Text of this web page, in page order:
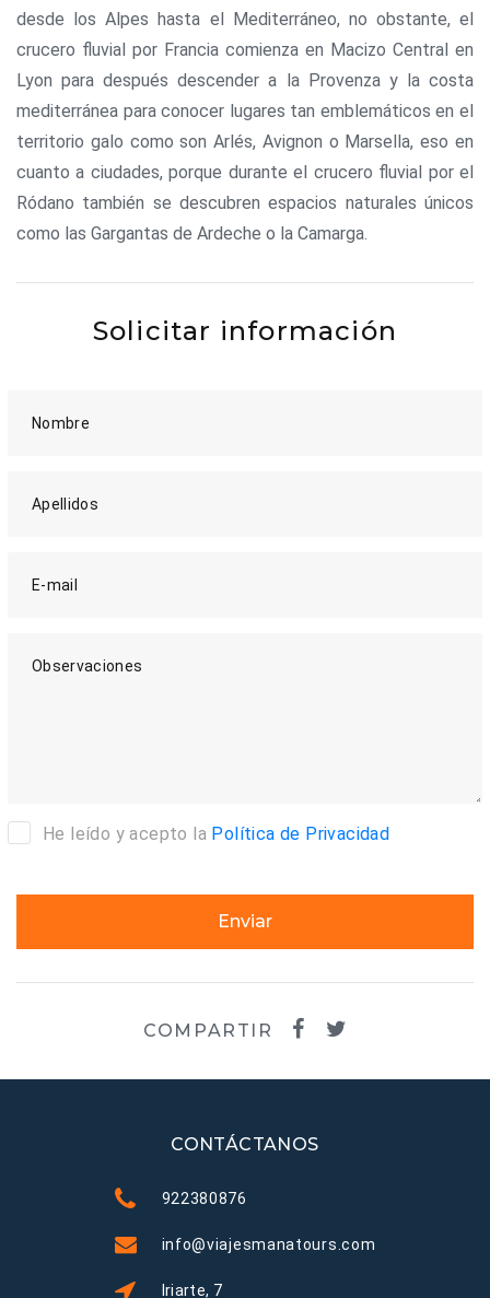
desde los Alpes hasta el Mediterráneo, no obstante, el
crucero fluvial por Francia comienza en Macizo Central en
Lyon para después descender a la Provenza y la costa
mediterránea para conocer lugares tan emblemáticos en el
territorio galo como son Arlés, Avignon o Marsella, eso en
cuanto a ciudades, porque durante el crucero fluvial por el
Ródano también se descubren espacios naturales únicos
como las Gargantas de Ardeche o la Camarga.
Solicitar información
Nombre
Apellidos
E-mail
Observaciones
He leído y acepto la Política de Privacidad
Enviar
COMPARTIR
CONTÁCTANOS
922380876
info@viajesmanatours.com
Iriarte, 7